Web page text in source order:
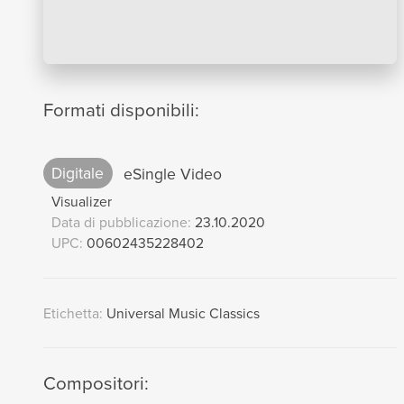
Formati disponibili:
Digitale eSingle Video
Visualizer
Data di pubblicazione: 23.10.2020
UPC: 00602435228402
Etichetta: Universal Music Classics
Compositori: